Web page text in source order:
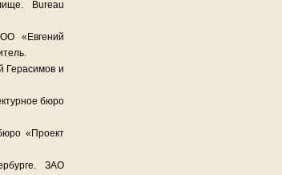
Bureau
«Евгений
Герасимов и
бюро
«Проект
ЗАО